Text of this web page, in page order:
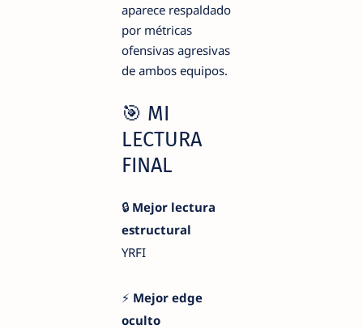
aparece respaldado
por métricas
ofensivas agresivas
de ambos equipos.
🎯 MI
LECTURA
FINAL
🔒 Mejor lectura
estructural
YRFI
⚡ Mejor edge
oculto